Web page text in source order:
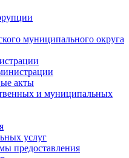
муниципального округа
акты
и муниципальных
услуг
предоставления